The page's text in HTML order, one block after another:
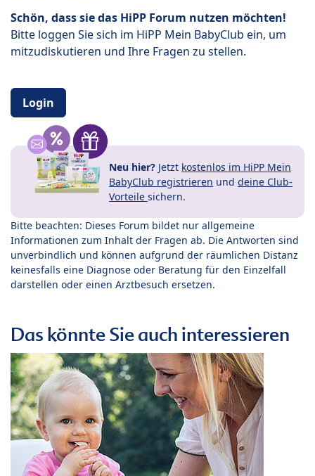
Schön, dass sie das HiPP Forum nutzen möchten!
Bitte loggen Sie sich im HiPP Mein BabyClub ein, um
mitzudiskutieren und Ihre Fragen zu stellen.
Login
Neu hier? Jetzt kostenlos im HiPP Mein
BabyClub registrieren und deine Club-
Vorteile sichern.
Bitte beachten: Dieses Forum bildet nur allgemeine
Informationen zum Inhalt der Fragen ab. Die Antworten sind
unverbindlich und können aufgrund der räumlichen Distanz
keinesfalls eine Diagnose oder Beratung für den Einzelfall
darstellen oder einen Arztbesuch ersetzen.
Das könnte Sie auch interessieren